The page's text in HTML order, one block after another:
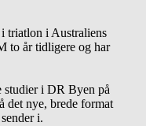
triatlon i Australiens
to år tidligere og har
studier i DR Byen på
det nye, brede format
i.